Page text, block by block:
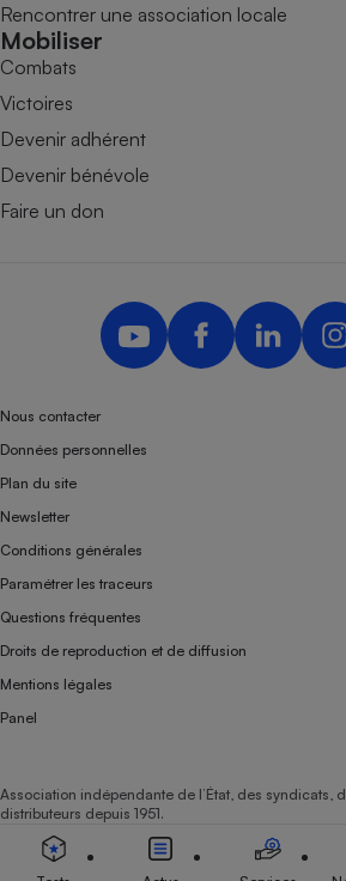
Rencontrer une association locale
Mobiliser
Combats
Victoires
Devenir adhérent
Devenir bénévole
Faire un don
Nous contacter
Données personnelles
Plan du site
Newsletter
Conditions générales
Paramétrer les traceurs
Questions fréquentes
Droits de reproduction et de diffusion
Mentions légales
Panel
Association indépendante de l’État, des syndicats,
distributeurs depuis 1951.